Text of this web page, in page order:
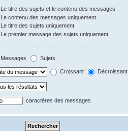
Le titre des sujets et le contenu des messages
Le contenu des messages uniquement
Le titre des sujets uniquement
Le premier message des sujets uniquement
Messages Sujets
Croissant Décroissant
caractères des messages